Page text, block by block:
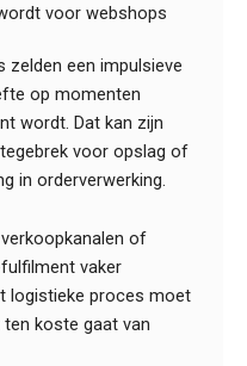
voor webshops
zelden een impulsieve
op momenten
wordt. Dat kan zijn
voor opslag of
in orderverwerking.
of
vaker
logistieke proces moet
koste gaat van